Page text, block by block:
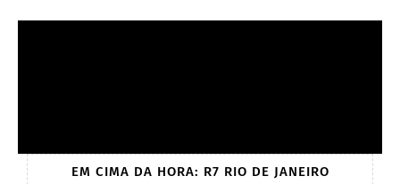
EM CIMA DA HORA: R7 RIO DE JANEIRO